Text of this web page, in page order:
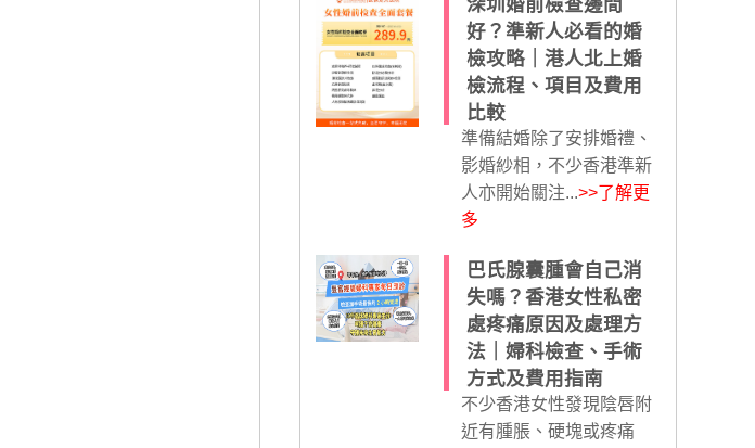
深圳婚前檢查邊間
好？準新人必看的婚
檢攻略｜港人北上婚
檢流程、項目及費用
比較
準備結婚除了安排婚禮、
影婚紗相，不少香港準新
人亦開始關注...>>了解更
多
巴氏腺囊腫會自己消
失嗎？香港女性私密
處疼痛原因及處理方
法｜婦科檢查、手術
方式及費用指南
不少香港女性發現陰唇附
近有腫脹、硬塊或疼痛